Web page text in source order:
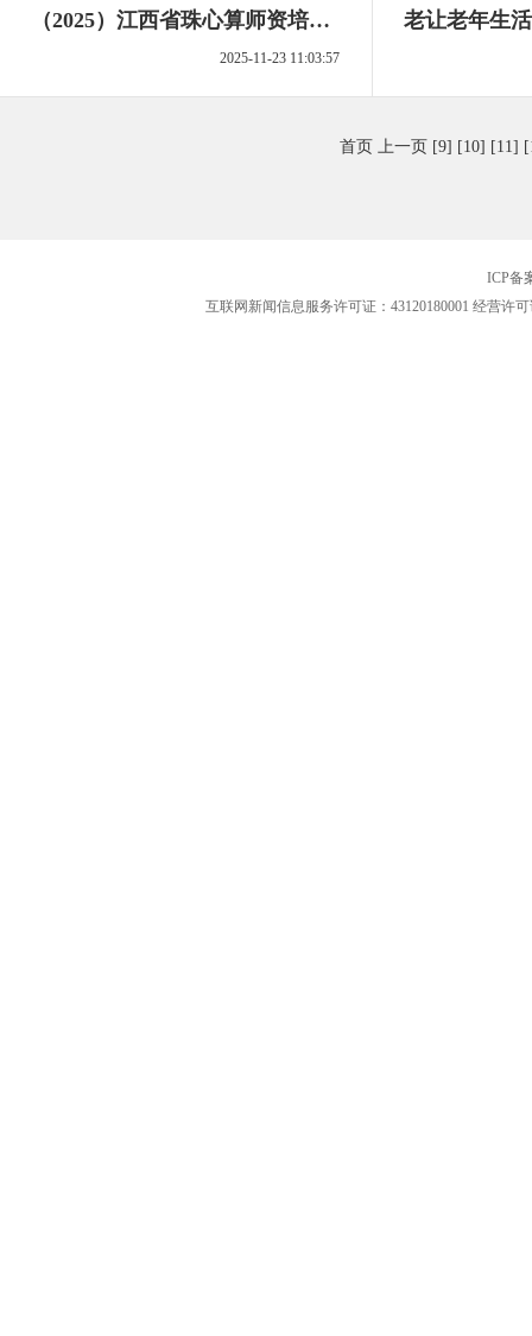
（2025）江西省珠心算师资培训
2025-11-23 11:03:57
老让老年生
首页 上一页 [9] [10] [11]
ICP备
互联网新闻信息服务许可证：43120180001 经营许可